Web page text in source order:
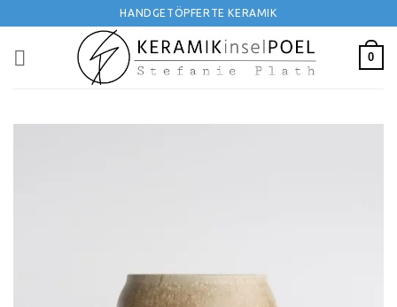
springen
HANDGETÖPFERTE KERAMIK
0